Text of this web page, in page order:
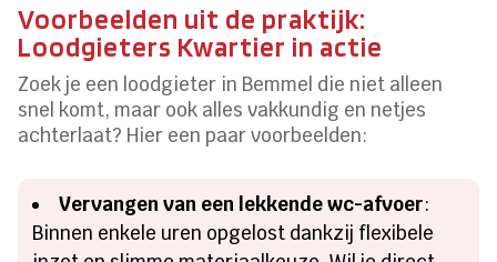
Voorbeelden uit de praktijk:
Loodgieters Kwartier in actie
Zoek je een loodgieter in Bemmel die niet alleen
snel komt, maar ook alles vakkundig en netjes
achterlaat? Hier een paar voorbeelden:
Vervangen van een lekkende wc-afvoer:
Binnen enkele uren opgelost dankzij flexibele